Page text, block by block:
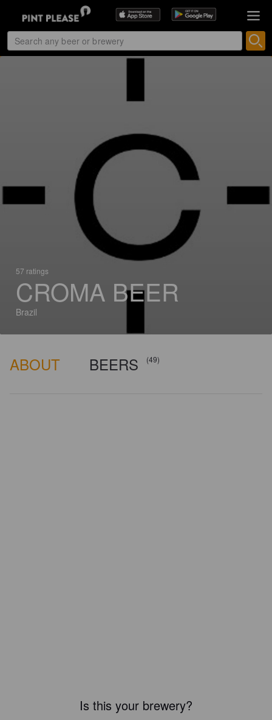
57 ratings
CROMA BEER
Brazil
ABOUT BEERS (49)
Is this your brewery?